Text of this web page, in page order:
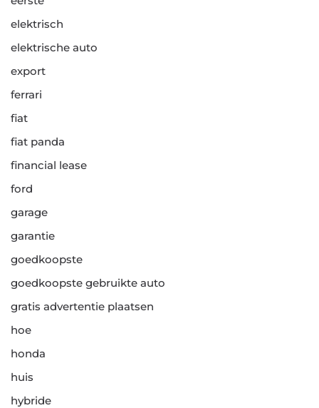
elektrisch
elektrische auto
export
ferrari
fiat
fiat panda
financial lease
ford
garage
garantie
goedkoopste
goedkoopste gebruikte auto
gratis advertentie plaatsen
hoe
honda
huis
hybride